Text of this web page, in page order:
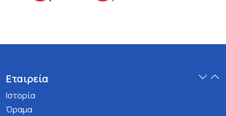
Εταιρεία
Ιστορία
Όραμα